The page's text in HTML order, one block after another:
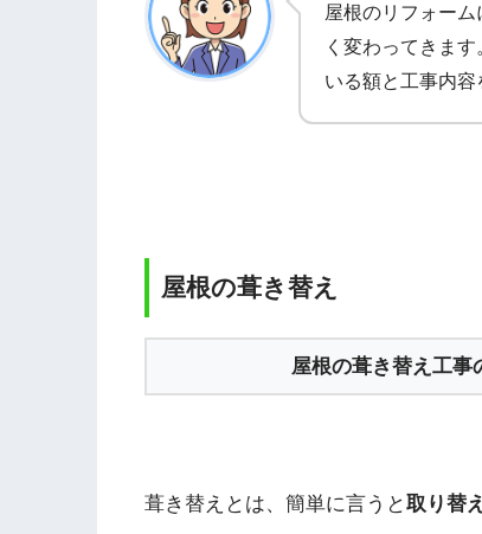
屋根のリフォー
く変わってきま
いる額と工事内容
屋根の葺き替え
屋根の葺き替え工事
葺き替えとは、簡単に言うと取り替え